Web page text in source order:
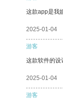
这款app是我
2025-01-04
游客
这款软件的设
2025-01-04
游客